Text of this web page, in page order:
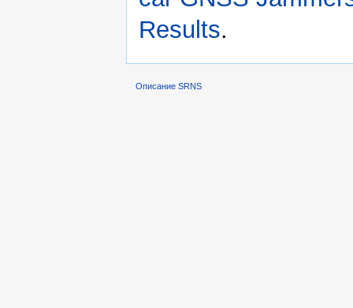
Results.
Описание SRNS